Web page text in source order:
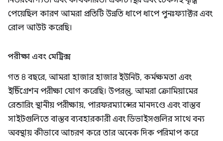
পেয়েছিল কারণ আমরা প্রতিটি উন্নতি ধাপে ধাপে পুনঃফ্যাক্টর এবং
রোল আউট করেছি।
পরীক্ষা এবং মেট্রিক্স
গত 8 বছরে, আমরা হাজার হাজার ইউনিট, কর্মক্ষমতা এবং
ইন্টিগ্রেশন পরীক্ষা যোগ করেছি। উপরন্তু, আমরা ক্রোমিয়ামের
রেন্ডারিং স্থানীয় পরীক্ষায়, পারফরম্যান্সের মানদণ্ডে এবং বাস্তব
সাইটগুলিতে বাস্তব ব্যবহারকারী এবং ডিভাইসগুলির সাথে বন্য
অবস্থায় কীভাবে আচরণ করে তার অনেক দিক পরিমাপ করে